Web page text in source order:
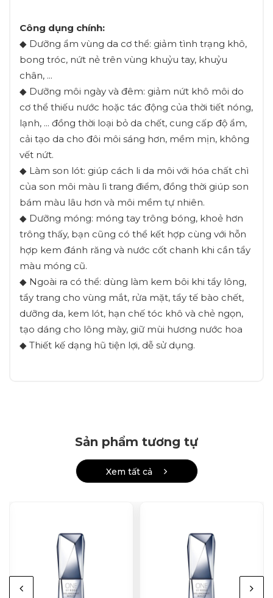
Công dụng chính:
◆ Dưỡng ẩm vùng da cơ thể: giảm tình trạng khô,
bong tróc, nứt nẻ trên vùng khuỷu tay, khuỷu
chân, ...
◆ Dưỡng môi ngày và đêm: giảm nứt khô môi do
cơ thể thiếu nước hoặc tác động của thời tiết nóng,
lạnh, ... đồng thời loại bỏ da chết, cung cấp độ ẩm,
cải tạo da cho đôi môi sáng hơn, mềm mịn, không
vết nứt.
◆ Làm son lót: giúp cách li da môi với hóa chất chì
của son môi màu lì trang điểm, đồng thời giúp son
bám màu lâu hơn và môi mềm tự nhiên.
◆ Dưỡng móng: móng tay trông bóng, khoẻ hơn
trông thấy, bạn cũng có thể kết hợp cùng với hỗn
hợp kem đánh răng và nước cốt chanh khi cần tẩy
màu móng cũ.
◆ Ngoài ra có thể: dùng làm kem bôi khi tẩy lông,
tẩy trang cho vùng mắt, rửa mặt, tẩy tế bào chết,
dưỡng da, kem lót, hạn chế tóc khô và chẻ ngọn,
tạo dáng cho lông mày, giữ mùi hương nước hoa
◆ Thiết kế dạng hũ tiện lợi, dễ sử dụng.
Sản phẩm tương tự
Xem tất cả